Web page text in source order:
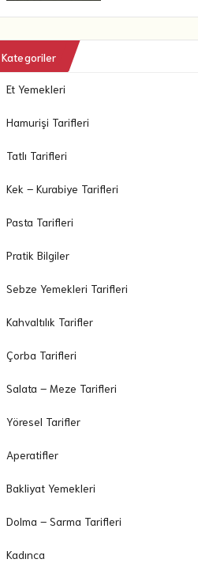
Kategoriler
Et Yemekleri
Hamurişi Tarifleri
Tatlı Tarifleri
Kek – Kurabiye Tarifleri
Pasta Tarifleri
Pratik Bilgiler
Sebze Yemekleri Tarifleri
Kahvaltılık Tarifler
Çorba Tarifleri
Salata – Meze Tarifleri
Yöresel Tarifler
Aperatifler
Bakliyat Yemekleri
Dolma – Sarma Tarifleri
Kadınca